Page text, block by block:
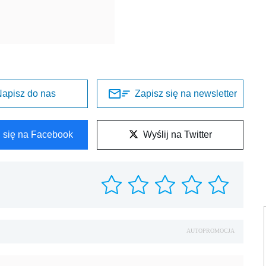
do nas Zapisz się na newsletter
się na Facebook Wyślij na Twitter
AUTOPROMOCJA